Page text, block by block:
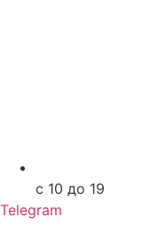
с 10 до 19
Telegram